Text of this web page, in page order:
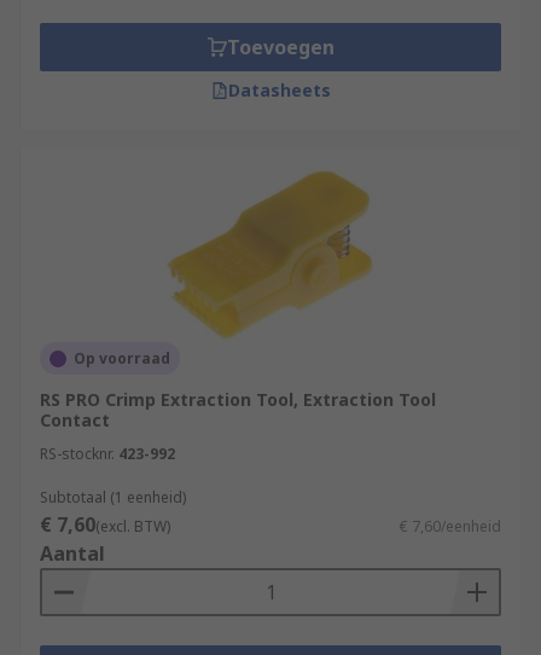
Toevoegen
Datasheets
Op voorraad
RS PRO Crimp Extraction Tool, Extraction Tool
Contact
RS-stocknr. 423-992
Subtotaal (1 eenheid)
€ 7,60(excl. BTW) € 7,60/eenheid
Aantal